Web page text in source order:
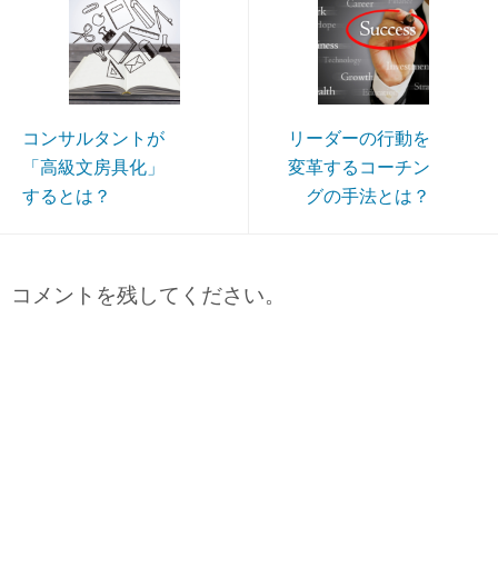
コンサルタントが
「高級文房具化」
するとは？
リーダーの行動を
変革するコーチン
グの手法とは？
コメントを残してください。